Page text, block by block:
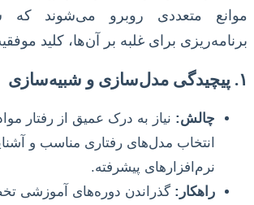
موانع متعددی روبرو می‌شوند
برنامه‌ریزی برای غلبه بر آن‌ها، کلید
۱. پیچیدگی مدل‌سازی و شبیه‌سازی
چالش: نیاز به درک عمیق از رفتار
انتخاب مدل‌های رفتاری مناسب و
نرم‌افزارهای پیشرفته.
راهکار: گذراندن دوره‌های آموزشی